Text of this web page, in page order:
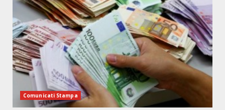
Comunicati Stampa